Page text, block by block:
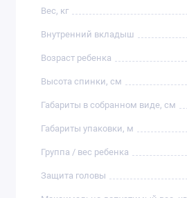
Вес, кг
Внутренний вкладыш
Возраст ребенка
Высота спинки, см
Габариты в собранном виде, см
Габариты упаковки, м
Группа / вес ребенка
Защита головы